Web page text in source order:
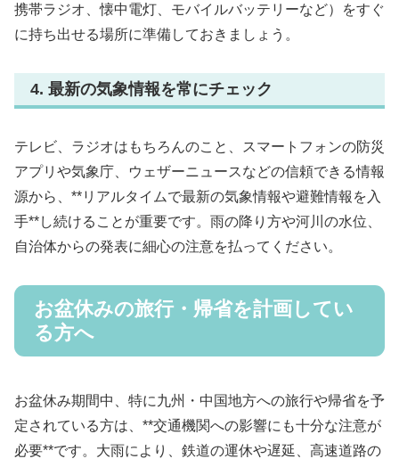
携帯ラジオ、懐中電灯、モバイルバッテリーなど）をすぐ
に持ち出せる場所に準備しておきましょう。
4. 最新の気象情報を常にチェック
テレビ、ラジオはもちろんのこと、スマートフォンの防災
アプリや気象庁、ウェザーニュースなどの信頼できる情報
源から、**リアルタイムで最新の気象情報や避難情報を入
手**し続けることが重要です。雨の降り方や河川の水位、
自治体からの発表に細心の注意を払ってください。
お盆休みの旅行・帰省を計画してい
る方へ
お盆休み期間中、特に九州・中国地方への旅行や帰省を予
定されている方は、**交通機関への影響にも十分な注意が
必要**です。大雨により、鉄道の運休や遅延、高速道路の